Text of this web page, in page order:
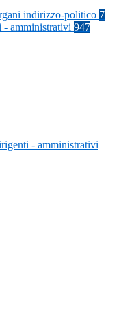
indirizzo-politico 7
- amministrativi 947
- amministrativi